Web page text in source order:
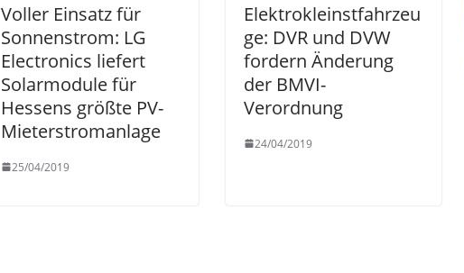
Voller Einsatz für
Sonnenstrom: LG
Electronics liefert
Solarmodule für
Hessens größte PV-
Mieterstromanlage
25/04/2019
Elektrokleinstfahrzeu
ge: DVR und DVW
fordern Änderung
der BMVI-
Verordnung
24/04/2019